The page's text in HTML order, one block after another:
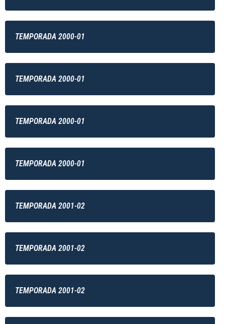
TEMPORADA 2000-01
TEMPORADA 2000-01
TEMPORADA 2000-01
TEMPORADA 2000-01
TEMPORADA 2001-02
TEMPORADA 2001-02
TEMPORADA 2001-02